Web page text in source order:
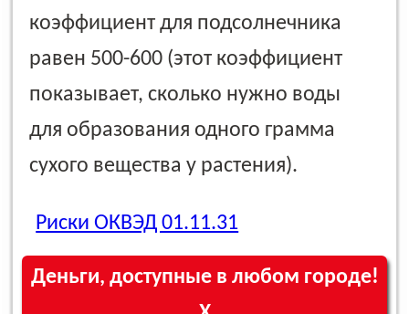
коэффициент для подсолнечника
равен 500-600 (этот коэффициент
показывает, сколько нужно воды
для образования одного грамма
сухого вещества у растения).
Риски ОКВЭД 01.11.31
Деньги, доступные в любом городе!